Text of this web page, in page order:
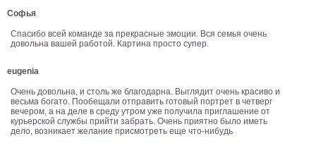
размеров
Наши
работы
Софья
Спасибо всей команде за прекрасные эмоции. Вся семья очень
довольна вашей работой. Картина просто супер.
eugenia
Очень довольна, и столь же благодарна. Выглядит очень красиво и
весьма богато. Пообещали отправить готовый портрет в четверг
вечером, а на деле в среду утром уже получила приглашение от
курьерской службы прийти забрать. Очень приятно было иметь
дело, возникает желание присмотреть еще что-нибудь